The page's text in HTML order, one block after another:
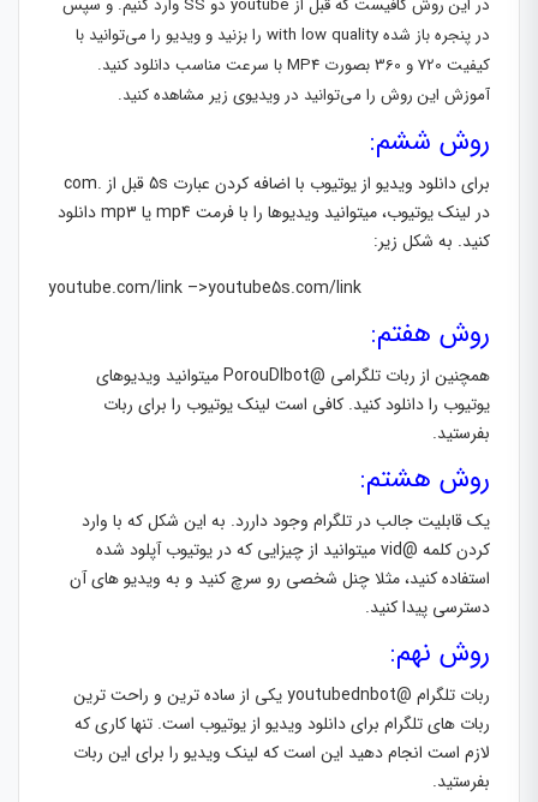
در این روش کافیست که قبل از youtube دو SS وارد کنیم. و سپس
در پنجره باز شده with low quality را بزنید و ویدیو را می‌توانید با
کیفیت 720 و 360 بصورت MP4 با سرعت مناسب دانلود کنید.
آموزش این روش را می‌توانید در ویدیوی زیر مشاهده کنید.
روش ششم:
برای دانلود ویدیو از یوتیوب با اضافه کردن عبارت 5s قبل از .com
در لینک یوتیوب، میتوانید ویدیوها را با فرمت mp4 یا mp3 دانلود
کنید. به شکل زیر:
youtube.com/link –>youtube5s.com/link
روش هفتم:
همچنین از ربات تلگرامی @PorouDlbot میتوانید ویدیوهای
یوتیوب را دانلود کنید. کافی است لینک یوتیوب را برای ربات
بفرستید.
روش هشتم:
یک قابلیت جالب در تلگرام وجود داررد. به این شکل که با وارد
کردن کلمه @vid میتوانید از چیزایی که در یوتیوب آپلود شده
استفاده کنید، مثلا چنل شخصی رو سرچ کنید و به ویدیو های آن
دسترسی پیدا کنید.
روش نهم:
ربات تلگرام @youtubednbot یکی از ساده ترین و راحت ترین
ربات های تلگرام برای دانلود ویدیو از یوتیوب است. تنها کاری که
لازم است انجام دهید این است که لینک ویدیو را برای این ربات
بفرستید.